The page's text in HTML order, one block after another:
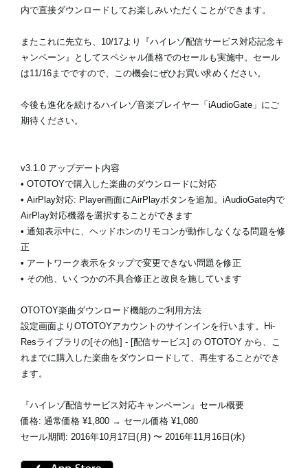
About KORG
内で直接ダウンロードしてお楽しみいただくことができます。
またこれに先立ち、10/17より『ハイレゾ配信サービス対応記念キ
ャンペーン』としてスペシャル価格でのセールも実施中。セール
は11/16までですので、この機会にぜひお買い求めください。
今後も進化を続けるハイレゾ音楽プレイヤー「iAudioGate」にご
期待ください。
v3.1.0 アップデート内容
• OTOTOYで購入した楽曲のダウンロードに対応
• AirPlay対応: Player画面にAirPlayボタンを追加。iAudioGate内で
AirPlay対応機器を選択することができます
• 通知表示中に、ヘッドホンのリモコンが動作しなくなる問題を修
正
• アートワーク表示をタップで変更できない問題を修正
• その他、いくつかの不具合修正と改良を施しています
OTOTOY楽曲ダウンロード機能のご利用方法
設定画面よりOTOTOYアカウントのサインインを行います。Hi-
Resライブラリの[その他] - [配信サービス] の OTOTOY から、こ
れまでに購入した楽曲をダウンロードして、再生することができ
ます。
『ハイレゾ配信サービス対応キャンペーン』セール概要
価格: 通常価格 ¥1,800 → セール価格 ¥1,080
セール期間: 2016年10月17日(月) 〜 2016年11月16日(水)